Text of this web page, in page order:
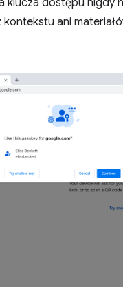
klucza dostępu nigdy
ani